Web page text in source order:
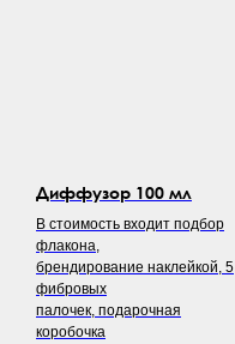
Диффузор 100 мл
В стоимость входит подбор
флакона,
брендирование наклейкой, 5
фибровых
палочек, подарочная
коробочка